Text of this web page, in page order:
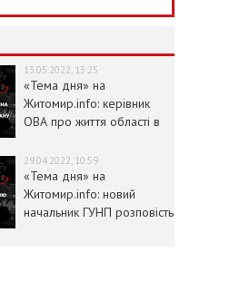
13.05.2022, 13:25
«Тема дня» на
Житомир.info: керівник
ОВА про життя області в
29.04.2022, 10:59
«Тема дня» на
Житомир.info: новий
начальник ГУНП розповість